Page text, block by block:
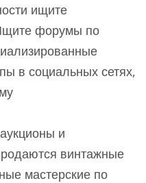
ищите
форумы по
в социальных сетях,
и
винтажные
мастерские по